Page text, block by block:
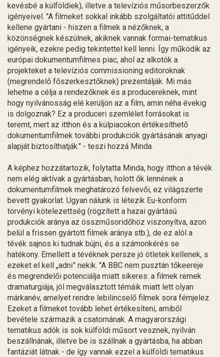
kevésbé a külföldiek), illetve a televíziós műsorbeszerzők
igényeivel. "A filmeket sokkal inkább szolgáltatói attitűddel
kellene gyártani - hiszen a filmek a nézőknek, a
közönségnek készülnek, akiknek vannak formai-tematikus
igényeik, ezekre pedig tekintettel kell lenni. Így működik az
európai dokumentumfilmes piac, ahol az alkotók a
projekteket a televíziós commissioning editoroknak
(megrendelő főszerkesztőknek) prezentálják. Mi más
lehetne a célja a rendezőknek és a producereknek, mint
hogy nyilvánosság elé kerüljön az a film, amin néha évekig
is dolgoznak? Ez a produceri szemlélet forrásokat is
teremt, mert az itthon és a külpiacokon értékesíthető
dokumentumfilmek további produkciók gyártásának anyagi
alapját biztosíthatják." - teszi hozzá Minda.
A képhez hozzátartozik, folytatta Minda, hogy itthon a tévék
nem elég aktívak a gyártásban, holott ők lennének a
dokumentumfilmek meghatározó felvevői, ez világszerte
bevett gyakorlat. Ugyan nálunk is létezik Eu-konform
törvényi kötelezettség (rögzített a hazai gyártású
produkciók aránya az összműsoridőhöz viszonyítva, azon
belül a frissen gyártott filmek aránya stb.), de ez alól a
tévék sajnos ki tudnak bújni, és a számonkérés se
hatékony. Emellett a tévéknek persze jó ötletek kellenek, s
ezeket el kell „adni” nekik. "A BBC nem pusztán tőkeereje
és megrendelői potenciálja miatt sikeres: a filmek remek
dramaturgiája, jól megválasztott témáik miatt lett olyan
márkanév, amelyet rendre lebilincselő filmek sora fémjelez.
Ezeket a filmeket tovább lehet értékesíteni, amiből
bevétele származik a csatornának. A magyarországi
tematikus adók is sok külföldi műsort vesznek, nyilván
beszállnának, illetve be is szállnak a gyártásba, ha abban
fantáziát látnak - de így vannak ezzel a külföldi tematikus